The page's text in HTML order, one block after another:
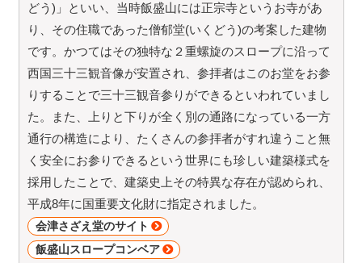
どう)」といい、当時飯盛山には正宗寺というお寺があ
り、その住職であった僧郁堂(いくどう)の考案した建物
です。かつてはその独特な２重螺旋のスロープに沿って
西国三十三観音像が安置され、参拝者はこのお堂をお参
りすることで三十三観音参りができるといわれていまし
た。また、上りと下りが全く別の通路になっている一方
通行の構造により、たくさんの参拝者がすれ違うこと無
く安全にお参りできるという世界にも珍しい建築様式を
採用したことで、建築史上その特異な存在が認められ、
平成8年に国重要文化財に指定されました。
会津さざえ堂のサイト
飯盛山スロープコンベア